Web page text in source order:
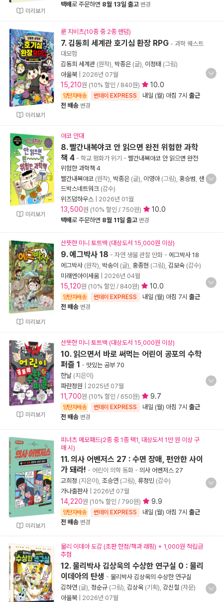
미리보기
택배로 주문하면 8월 13일 출고 변경
미리보기
룬 지비츠(10종 중 2종 랜덤)
7. 김동희 세계관 호기심 환장 RPG - 과학 퀘스트
대모험
김동희 세계관 (원작), 박종은 (글), 이정태 (그림)
아울북
2026년 07월
15,210원 (10% 할인 / 840원) 10.0
양탄자배송 썬데이 EXPRESS 내일 (월) 아침 7시 출근
전 배송 변경
미리보기
야코 안대
8. 빨간내복야코 안 읽으면 완전 위험한 과학
책 4 - 학교 평화가 위기 - 빨간내복야코 안 읽으면 완전
위험한 과학책 4
빨간내복야코 (원작), 박종은 (글), 이영아(그림), 홍승범 샌
드박스네트워크 (감수)
위즈덤하우스
2026년 01월
13,500원 (10% 할인 / 750원) 10.0
택배로 주문하면 8월 11일 출고 변경
미리보기
산뜻한 미니 토트백 (대상도서 15,000원 이상)
9. 에그박사 18 - 자연 생물 관찰 만화 - 에그박사 18
에그박사 (원작), 박송이 (글), 홍종현 (그림), 김보숙 (감수)
미래엔아이세움
2026년 04월
15,120원 (10% 할인 / 840원) 10.0
양탄자배송 썬데이 EXPRESS 내일 (월) 아침 7시 출근
전 배송 변경
미리보기
산뜻한 미니 토트백 (대상도서 15,000원 이상)
10. 읽으면서 바로 써먹는 어린이 공포의 수학
퍼즐 1 - 맛있는 공부 70
한날 (지은이)
파란정원
2025년 07월
11,700원 (10% 할인 / 650원) 9.7
양탄자배송 썬데이 EXPRESS 내일 (월) 아침 7시 출근
전 배송 변경
미리보기
피너츠 메모패드(2종 중 1종 택1, 대상도서 1만 원 이상 구
매 시)
11. 의사 어벤저스 27 : 수면 장애, 편안한 사이
가 돼라! - 어린이 의학 동화 - 의사 어벤저스 27
고희정 (지은이), 조승연 (그림), 류정민 (감수)
가나출판사
2026년 07월
14,220원 (10% 할인 / 790원) 9.9
양탄자배송 썬데이 EXPRESS 내일 (월) 아침 7시 출근
전 배송 변경
물리 이데아 도감 (초판 한정/책과 래핑) + 1,000원 적립금
추첨
12. 물리박사 김상욱의 수상한 연구실 0 : 물리
이데아의 탄생 - 물리박사 김상욱의 수상한 연구실
김하연 (글), 정순규 (그림), 김상욱 (기획), 강신철 (자문)
아울북
2026년 07월